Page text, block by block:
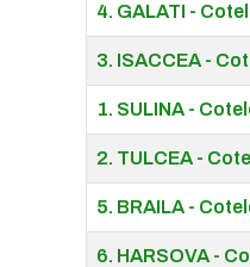
4. GALATI -
3. ISACCEA -
1. SULINA -
2. TULCEA -
5. BRAILA -
6. HARSOVA -